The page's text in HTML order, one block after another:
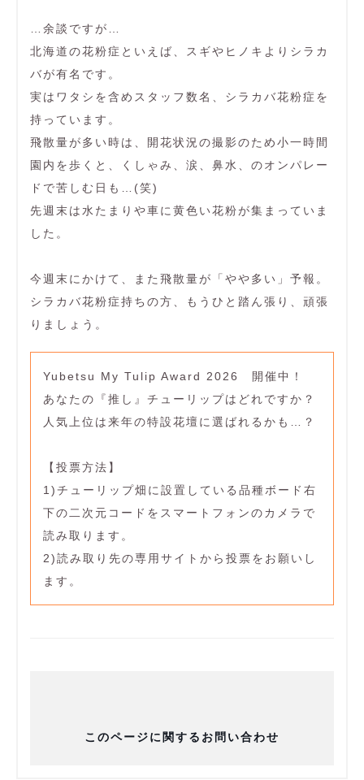
…余談ですが…
北海道の花粉症といえば、スギやヒノキよりシラカ
バが有名です。
実はワタシを含めスタッフ数名、シラカバ花粉症を
持っています。
飛散量が多い時は、開花状況の撮影のため小一時間
園内を歩くと、くしゃみ、涙、鼻水、のオンパレー
ドで苦しむ日も…(笑)
先週末は水たまりや車に黄色い花粉が集まっていま
した。
今週末にかけて、また飛散量が「やや多い」予報。
シラカバ花粉症持ちの方、もうひと踏ん張り、頑張
りましょう。
Yubetsu My Tulip Award 2026 開催中！
あなたの『推し』チューリップはどれですか？
人気上位は来年の特設花壇に選ばれるかも…？
【投票方法】
1)チューリップ畑に設置している品種ボード右
下の二次元コードをスマートフォンのカメラで
読み取ります。
2)読み取り先の専用サイトから投票をお願いし
ます。
このページに関するお問い合わせ